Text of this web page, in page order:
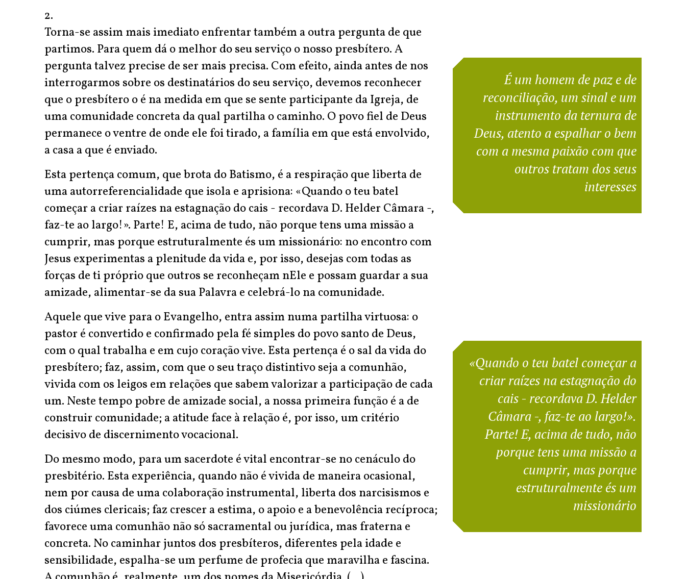
2.
Torna-se assim mais imediato enfrentar também a outra pergunta de que
partimos. Para quem dá o melhor do seu serviço o nosso presbítero. A
pergunta talvez precise de ser mais precisa. Com efeito, ainda antes de nos
interrogarmos sobre os destinatários do seu serviço, devemos reconhecer
que o presbítero o é na medida em que se sente participante da Igreja, de
uma comunidade concreta da qual partilha o caminho. O povo fiel de Deus
permanece o ventre de onde ele foi tirado, a família em que está envolvido,
a casa a que é enviado.
Esta pertença comum, que brota do Batismo, é a respiração que liberta de
uma autorreferencialidade que isola e aprisiona: «Quando o teu batel
começar a criar raízes na estagnação do cais - recordava D. Helder Câmara -,
faz-te ao largo!». Parte! E, acima de tudo, não porque tens uma missão a
cumprir, mas porque estruturalmente és um missionário: no encontro com
Jesus experimentas a plenitude da vida e, por isso, desejas com todas as
forças de ti próprio que outros se reconheçam nEle e possam guardar a sua
amizade, alimentar-se da sua Palavra e celebrá-lo na comunidade.
Aquele que vive para o Evangelho, entra assim numa partilha virtuosa: o
pastor é convertido e confirmado pela fé simples do povo santo de Deus,
com o qual trabalha e em cujo coração vive. Esta pertença é o sal da vida do
presbítero; faz, assim, com que o seu traço distintivo seja a comunhão,
vivida com os leigos em relações que sabem valorizar a participação de cada
um. Neste tempo pobre de amizade social, a nossa primeira função é a de
construir comunidade; a atitude face à relação é, por isso, um critério
decisivo de discernimento vocacional.
Do mesmo modo, para um sacerdote é vital encontrar-se no cenáculo do
presbitério. Esta experiência, quando não é vivida de maneira ocasional,
nem por causa de uma colaboração instrumental, liberta dos narcisismos e
dos ciúmes clericais; faz crescer a estima, o apoio e a benevolência recíproca;
favorece uma comunhão não só sacramental ou jurídica, mas fraterna e
concreta. No caminhar juntos dos presbíteros, diferentes pela idade e
sensibilidade, espalha-se um perfume de profecia que maravilha e fascina.
É um homem de paz e de
reconciliação, um sinal e um
instrumento da ternura de
Deus, atento a espalhar o bem
com a mesma paixão com que
outros tratam dos seus
interesses
«Quando o teu batel começar a
criar raízes na estagnação do
cais - recordava D. Helder
Câmara -, faz-te ao largo!».
Parte! E, acima de tudo, não
porque tens uma missão a
cumprir, mas porque
estruturalmente és um
missionário